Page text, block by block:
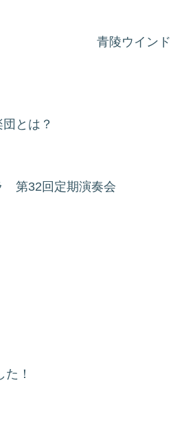
青陵ウイン
とは？
第32回定期演奏会
！